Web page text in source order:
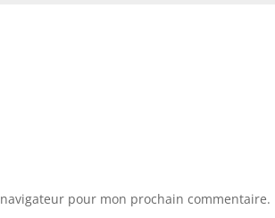
pour mon prochain commentaire.